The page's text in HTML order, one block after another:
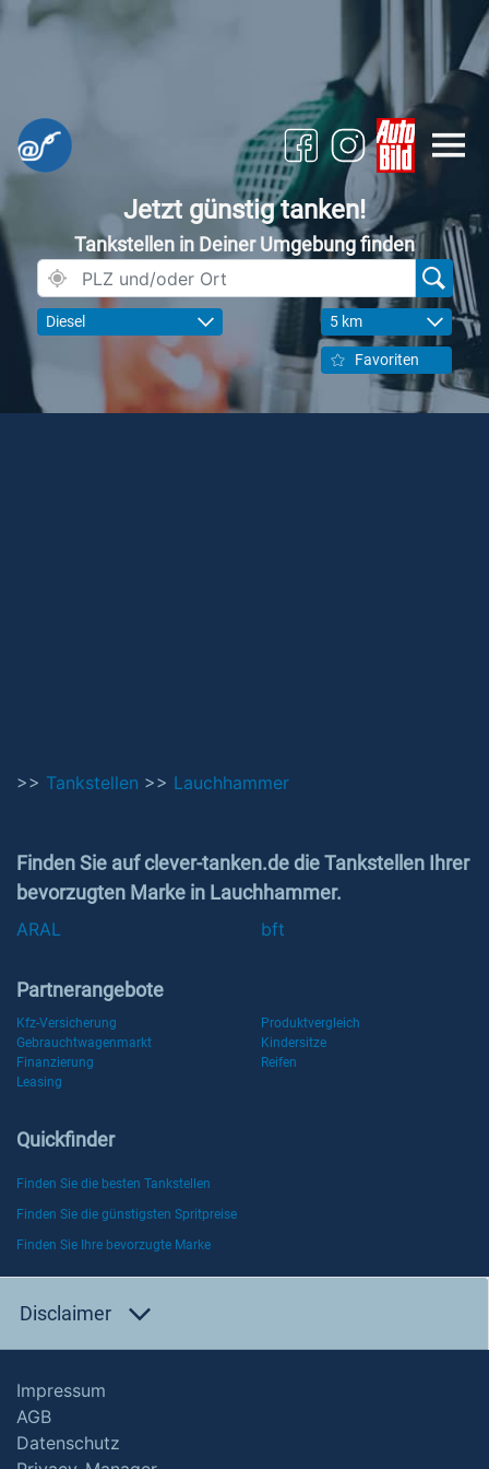
Jetzt günstig tanken!
Tankstellen in Deiner Umgebung finden
Diesel 5 km
Favoriten
>> Tankstellen >> Lauchhammer
Finden Sie auf clever-tanken.de die Tankstellen Ihrer
bevorzugten Marke in Lauchhammer.
ARAL bft
Partnerangebote
Kfz-Versicherung
Produktvergleich
Gebrauchtwagenmarkt
Kindersitze
Finanzierung
Reifen
Leasing
Quickfinder
Finden Sie die besten Tankstellen
Finden Sie die günstigsten Spritpreise
Finden Sie Ihre bevorzugte Marke
Disclaimer
Impressum
AGB
Datenschutz